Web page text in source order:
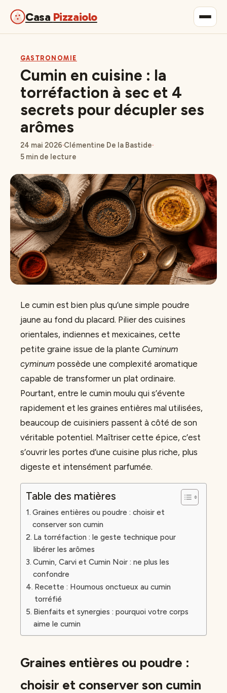
Casa Pizzaiolo
Maison & Déco
Lifestyle
GASTRONOMIE
Cumin en cuisine : la
torréfaction à sec et 4
secrets pour décupler ses
arômes
24 mai 2026·Clémentine De la Bastide·
5 min de lecture
Le cumin est bien plus qu’une simple poudre
jaune au fond du placard. Pilier des cuisines
orientales, indiennes et mexicaines, cette
petite graine issue de la plante Cuminum
cyminum possède une complexité aromatique
capable de transformer un plat ordinaire.
Pourtant, entre le cumin moulu qui s’évente
rapidement et les graines entières mal utilisées,
beaucoup de cuisiniers passent à côté de son
véritable potentiel. Maîtriser cette épice, c’est
s’ouvrir les portes d’une cuisine plus riche, plus
digeste et intensément parfumée.
Table des matières
Graines entières ou poudre : choisir et
conserver son cumin
La torréfaction : le geste technique pour
libérer les arômes
Cumin, Carvi et Cumin Noir : ne plus les
confondre
Recette : Houmous onctueux au cumin
torréfié
Bienfaits et synergies : pourquoi votre corps
aime le cumin
Graines entières ou poudre :
choisir et conserver son cumin